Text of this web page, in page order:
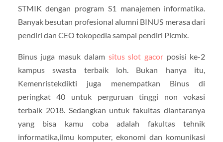
STMIK dengan program S1 manajemen informatika.
Banyak besutan profesional alumni BINUS merasa dari
pendiri dan CEO tokopedia sampai pendiri Picmix.
Binus juga masuk dalam situs slot gacorposisi ke-2
kampus swasta terbaik loh. Bukan hanya itu,
Kemenristekdikti juga menempatkan Binus di
peringkat 40 untuk perguruan tinggi non vokasi
terbaik 2018. Sedangkan untuk fakultas diantaranya
yang bisa kamu coba adalah fakultas tehnik
informatika,ilmu komputer, ekonomi dan komunikasi